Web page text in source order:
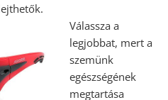
Válassza a
legjobbat, mert a
szemünk
egészségének
megtartása